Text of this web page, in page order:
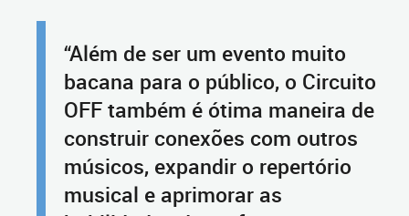
“Além de ser um evento muito
bacana para o público, o Circuito
OFF também é ótima maneira de
construir conexões com outros
músicos, expandir o repertório
musical e aprimorar as